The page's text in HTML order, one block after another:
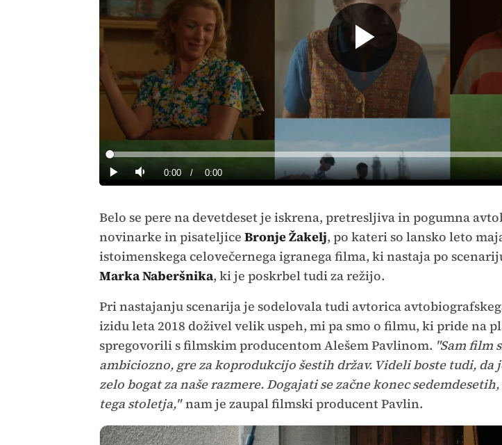
Predvajaj
PredvajajTiho Current
0:00 / Duration
0:00
Loaded:
0%
Belo se pere na devetdeset je iskrena, pretresljiva in pogumna
novinarke in pisateljice Bronje Žakelj, po kateri so lansko leto
istoimenskega celovečernega igranega filma, ki nastaja po
Marka Naberšnika, ki je poskrbel tudi za režijo.
Pri nastajanju scenarija je sodelovala tudi avtorica
izidu leta 2018 doživel velik uspeh, mi pa smo o filmu, ki pride na
spregovorili s filmskim producentom Alešem Pavlinom. "Sam film
ambiciozno, gre za koprodukcijo šestih držav. Videli boste tudi,
zelo bogat za naše razmere. Dogajati se začne konec
tega stoletja,"nam je zaupal filmski producent Pavlin.